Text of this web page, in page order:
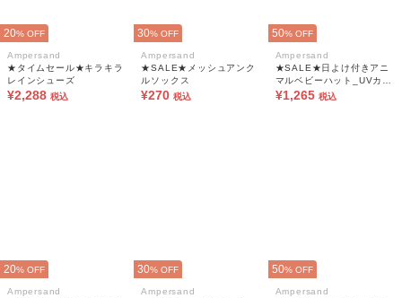
20% OFF
Ampersand
★タイムセール★キラキラ
レインシューズ
¥2,288 税込
30% OFF
Ampersand
★SALE★メッシュアンク
ルソックス
¥270 税込
50% OFF
Ampersand
★SALE★日よけ付きアニ
マルベビーハット_UVカッ
ト
¥1,265 税込
20% OFF
Ampersand
30% OFF
Ampersand
50% OFF
Ampersand